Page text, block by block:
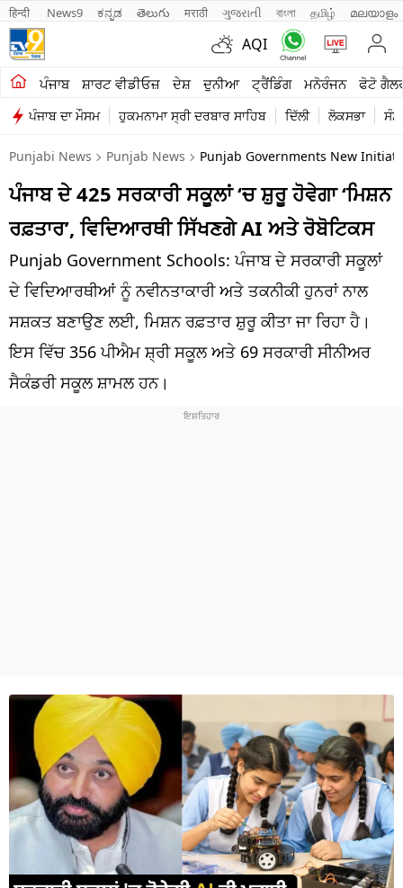
हिन्दी News9 ಕನ್ನಡ తెలుగు मराठी ગુજરાતી বাংলা தமிழ் മലയാളം
AQI
ਪੰਜਾਬ ਸ਼ਾਰਟ ਵੀਡੀਓਜ਼ ਦੇਸ਼ ਦੁਨੀਆ ਟ੍ਰੈਂਡਿੰਗ ਮਨੋਰੰਜਨ ਫੋਟੋ
ਪੰਜਾਬ ਦਾ ਮੌਸਮ ਹੁਕਮਨਾਮਾ ਸ੍ਰੀ ਦਰਬਾਰ ਸਾਹਿਬ ਦਿੱਲੀ ਲੋਕਸਭਾ
ਖੇਤੀਬਾੜੀ
ਸ਼ਾਰਟ ਵੀਡੀਓਜ਼
ਕਾਰੋਬਾਰ
ਕਰਿਅਰ
ਮਨੋਰੰਜਨ
ਦੇਸ਼
ਲਾਈਫ ਸਟਾਈਲ
ਪੰਜਾਬ
Punjabi News Punjab News Punjab Governments New
ਪੰਜਾਬ ਦੇ 425 ਸਰਕਾਰੀ ਸਕੂਲਾਂ ‘ਚ ਸ਼ੁਰੂ ਹੋਵੇਗਾ ‘ਮਿਸ਼ਨ
ਰਫ਼ਤਾਰ’, ਵਿਦਿਆਰਥੀ ਸਿੱਖਣਗੇ AI ਅਤੇ ਰੋਬੋਟਿਕਸ
Punjab Government Schools: ਪੰਜਾਬ ਦੇ ਸਰਕਾਰੀ ਸਕੂਲਾਂ
ਦੇ ਵਿਦਿਆਰਥੀਆਂ ਨੂੰ ਨਵੀਨਤਾਕਾਰੀ ਅਤੇ ਤਕਨੀਕੀ ਹੁਨਰਾਂ ਨਾਲ
ਸਸ਼ਕਤ ਬਣਾਉਣ ਲਈ, ਮਿਸ਼ਨ ਰਫ਼ਤਾਰ ਸ਼ੁਰੂ ਕੀਤਾ ਜਾ ਰਿਹਾ ਹੈ।
ਇਸ ਵਿੱਚ 356 ਪੀਐਮ ਸ਼੍ਰੀ ਸਕੂਲ ਅਤੇ 69 ਸਰਕਾਰੀ ਸੀਨੀਅਰ
ਸੈਕੰਡਰੀ ਸਕੂਲ ਸ਼ਾਮਲ ਹਨ।